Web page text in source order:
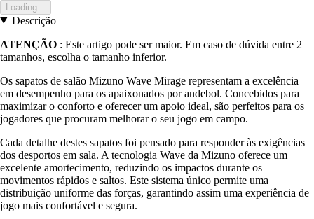
Loading...
Descrição
ATENÇÃO : Este artigo pode ser maior. Em caso de dúvida entre 2
tamanhos, escolha o tamanho inferior.
Os sapatos de salão Mizuno Wave Mirage representam a excelência
em desempenho para os apaixonados por andebol. Concebidos para
maximizar o conforto e oferecer um apoio ideal, são perfeitos para os
jogadores que procuram melhorar o seu jogo em campo.
Cada detalhe destes sapatos foi pensado para responder às exigências
dos desportos em sala. A tecnologia Wave da Mizuno oferece um
excelente amortecimento, reduzindo os impactos durante os
movimentos rápidos e saltos. Este sistema único permite uma
distribuição uniforme das forças, garantindo assim uma experiência de
jogo mais confortável e segura.